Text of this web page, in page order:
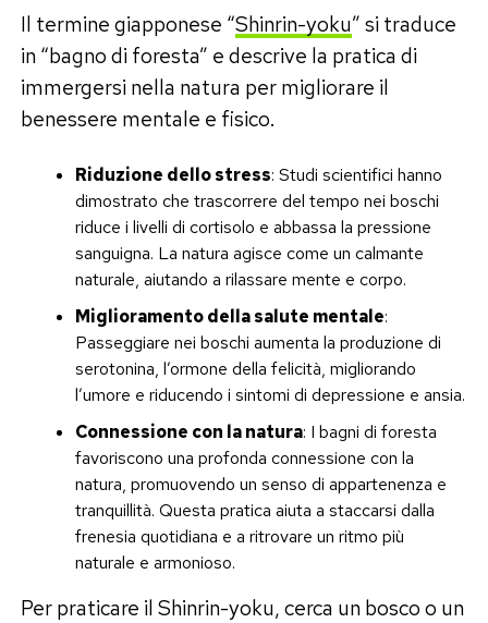
Il termine giapponese “Shinrin-yoku” si traduce
in “bagno di foresta” e descrive la pratica di
immergersi nella natura per migliorare il
benessere mentale e fisico.
Riduzione dello stress: Studi scientifici hanno
dimostrato che trascorrere del tempo nei boschi
riduce i livelli di cortisolo e abbassa la pressione
sanguigna. La natura agisce come un calmante
naturale, aiutando a rilassare mente e corpo.
Miglioramento della salute mentale:
Passeggiare nei boschi aumenta la produzione di
serotonina, l’ormone della felicità, migliorando
l’umore e riducendo i sintomi di depressione e ansia.
Connessione con la natura: I bagni di foresta
favoriscono una profonda connessione con la
natura, promuovendo un senso di appartenenza e
tranquillità. Questa pratica aiuta a staccarsi dalla
frenesia quotidiana e a ritrovare un ritmo più
naturale e armonioso.
Per praticare il Shinrin-yoku, cerca un bosco o un